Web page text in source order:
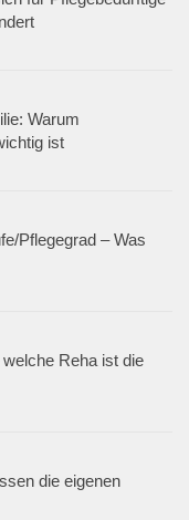
Warum
ist
Pflegegrad – Was
Reha ist die
die eigenen